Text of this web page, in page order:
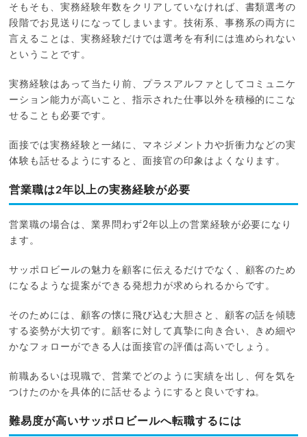
そもそも、実務経験年数をクリアしていなければ、書類選考の
段階でお見送りになってしまいます。技術系、事務系の両方に
言えることは、実務経験だけでは選考を有利には進められない
ということです。
実務経験はあって当たり前、プラスアルファとしてコミュニケ
ーション能力が高いこと、指示された仕事以外を積極的にこな
せることも必要です。
面接では実務経験と一緒に、マネジメント力や折衝力などの実
体験も話せるようにすると、面接官の印象はよくなります。
営業職は2年以上の実務経験が必要
営業職の場合は、業界問わず2年以上の営業経験が必要になり
ます。
サッポロビールの魅力を顧客に伝えるだけでなく、顧客のため
になるような提案ができる発想力が求められるからです。
そのためには、顧客の懐に飛び込む大胆さと、顧客の話を傾聴
する姿勢が大切です。顧客に対して真摯に向き合い、きめ細や
かなフォローができる人は面接官の評価は高いでしょう。
前職あるいは現職で、営業でどのように実績を出し、何を気を
つけたのかを具体的に話せるようにすると良いですね。
難易度が高いサッポロビールへ転職するには